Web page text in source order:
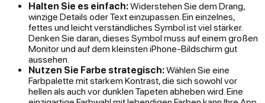
Halten Sie es einfach:Widerstehen Sie dem Drang,
winzige Details oder Text einzupassen. Ein einzelnes,
fettes und leicht verständliches Symbol ist viel stärker.
Denken Sie daran, dieses Symbol muss auf einem großen
Monitor und auf dem kleinsten iPhone-Bildschirm gut
aussehen.
Nutzen Sie Farbe strategisch:Wählen Sie eine
Farbpalette mit starkem Kontrast, die sich sowohl vor
hellen als auch vor dunklen Tapeten abheben wird. Eine